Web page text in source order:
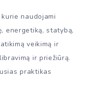
naudojami
energetiką, statybą,
veikimą ir
ir priežiūrą.
praktikas